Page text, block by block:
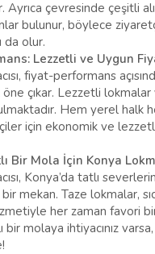
Ayrıca çevresinde çeşitli
bulunur, böylece
da olur.
Lezzetli ve Uygun
fiyat-performans
çıkar. Lezzetli
Hem yerel halk
için ekonomik ve
Bir Mola İçin Konya
Konya’da tatlı
mekan. Taze lokmalar,
her zaman favori
molaya ihtiyacınız varsa,